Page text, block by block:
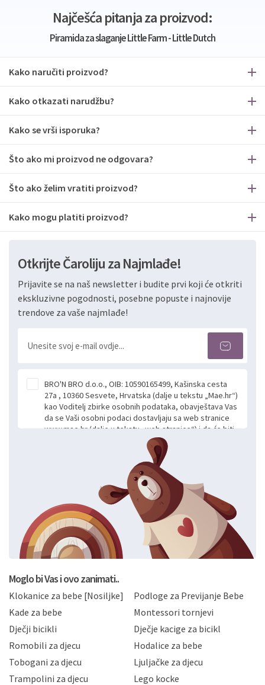
Najčešća pitanja za proizvod:
Piramida za slaganje Little Farm - Little Dutch
Kako naručiti proizvod?
Kako otkazati narudžbu?
Kako se vrši isporuka?
Što ako mi proizvod ne odgovara?
Što ako želim vratiti proizvod?
Kako mogu platiti proizvod?
Otkrijte Čaroliju za Najmlađe!
Prijavite se na naš newsletter i budite prvi koji će otkriti
ekskluzivne pogodnosti, posebne popuste i najnovije
trendove za vaše najmlađe!
BRO'N BRO d.o.o., OIB: 10590165499, Kašinska cesta
27a , 10360 Sesvete, Hrvatska (dalje u tekstu „Mae.hr“)
kao Voditelj zbirke osobnih podataka, obavještava Vas
da se Vaši osobni podaci dostavljaju sa web stranice
www.mae.hr (dalje u tekstu „web stranice“) i da će biti
obrađeni. Prihvaćanjem ove Izjave smatra se da
slobodno i izričito dajete privolu za prikupljanje i daljnju
obradu Vaših osobnih podataka koje ustupate Mae.hr
putem ovih web stranica u svrhu odgovora i daljnje
komunikacije na Vaš upit poslan kroz kontakt obrazac.
Radi se o dobrovoljnom davanju podataka te ovu
Izjavu niste dužni prihvatiti odnosno niste dužni unositi
svoje osobne podatke u jednu od prijavnih
formi/obrazaca dostupnih na ovim web stranicama.
BRO'N BRO d.o.o. će s Vašim osobnim podacima
postupati sukladno Općoj uredbi o zaštiti podataka
privatnosti i kolačića koju možete pročitati ovdje i
Hrvatske, a uvijek uz primjenu odgovarajućih tehničkih i
sigurnosnih mjera zaštite osobnih podataka od
neovlaštenog pristupa, zlouporabe, otkrivanja,
gubitka ili uništenja. Mae.hr štiti privatnost svojih
korisnika i posjetitelja web stranica, čuva povjerljivost
Vaših osobnih podataka te omogućava pristup i
priopćavanje osobnih podataka samo onim svojim
zaposlenicima kojima su isti potrebni radi provedbe
Moglo bi Vas i ovo zanimati..
Klokanice za bebe [Nosiljke]
Podloge za Previjanje Bebe
Kade za bebe
Montessori tornjevi
Dječji bicikli
Dječje kacige za bicikl
Romobili za djecu
Hodalice za bebe
Tobogani za djecu
Ljuljačke za djecu
Trampolini za djecu
Lego kocke